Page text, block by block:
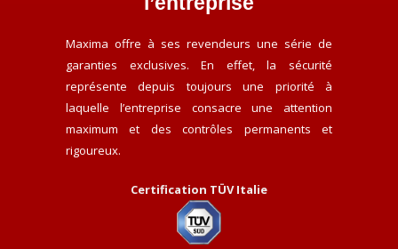
Maxima offre à ses revendeurs une série de
garanties exclusives. En effet, la sécurité
représente depuis toujours une priorité à
laquelle l’entreprise consacre une attention
maximum et des contrôles permanents et
rigoureux.
Certification TÜV Italie